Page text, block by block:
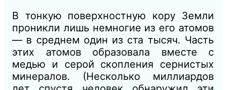
В тонкую поверхностную кору Земли
проникли лишь немногие из его атомов
— в среднем один из ста тысяч. Часть
этих атомов образовала вместе с
медью и серой скопления сернистых
минералов. (Несколько миллиардов